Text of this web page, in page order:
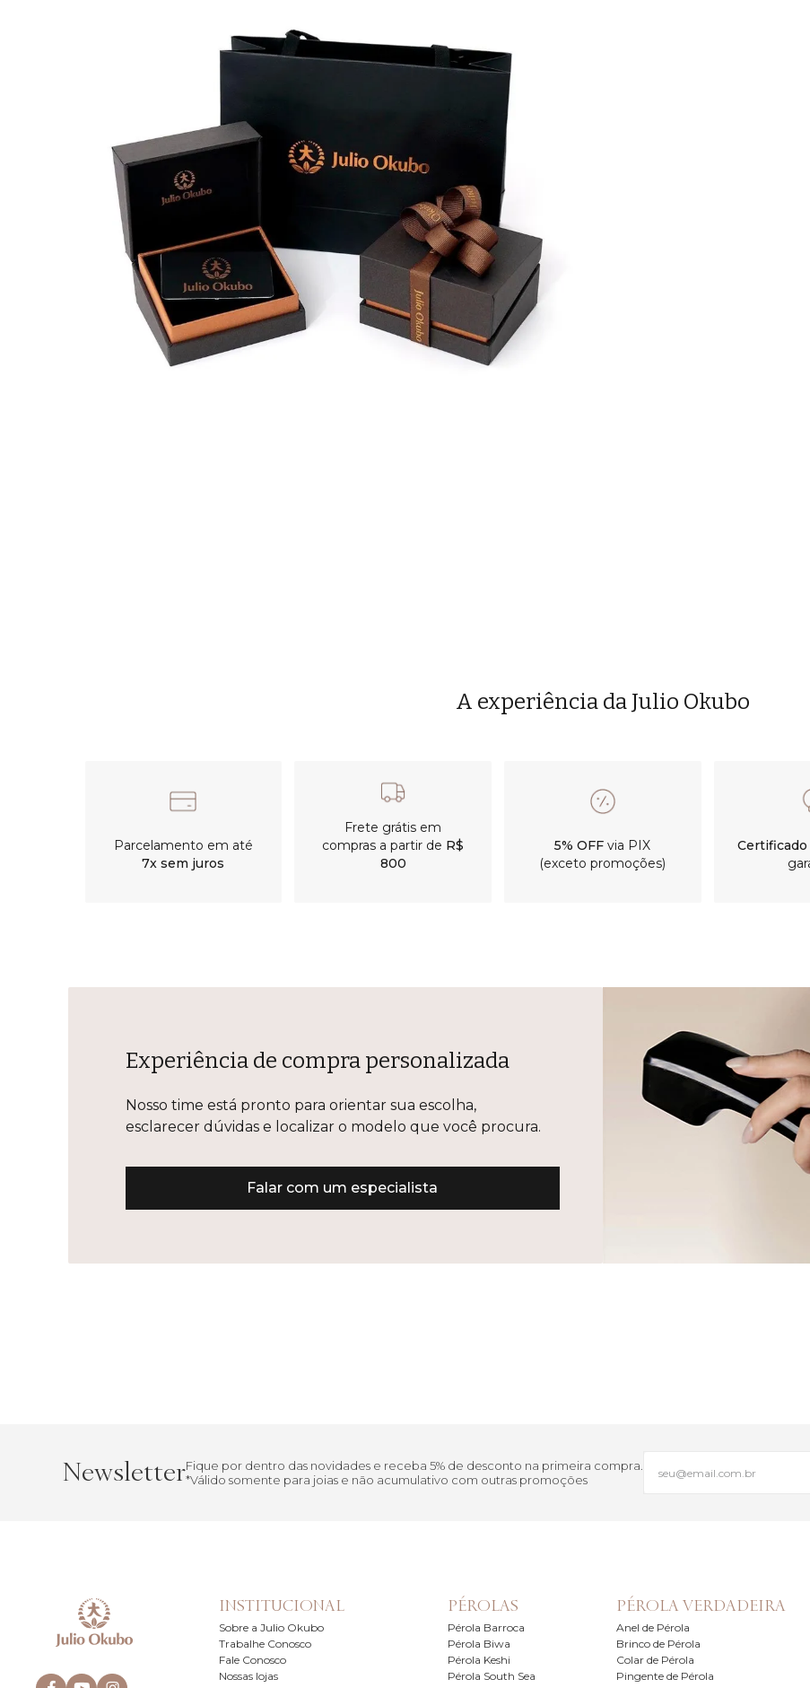
A experiência da Julio Okubo
Parcelamento em até
7x sem juros
Frete grátis em
compras a partir de R$
800
5% OFF via PIX
(exceto promoções)
Certificado
Experiência de compra personalizada
Nosso time está pronto para orientar sua escolha,
esclarecer dúvidas e localizar o modelo que você procura.
Falar com um especialista
NewsletterFique por dentro das novidades e receba 5% de desconto na primeira compra.
*Válido somente para joias e não acumulativo com outras promoções
INSTITUCIONAL
Sobre a Julio Okubo
Trabalhe Conosco
Fale Conosco
Nossas lojas
PÉROLAS
Pérola Barroca
Pérola Biwa
Pérola Keshi
Pérola South Sea
PÉROLA VERDADEIRA
Anel de Pérola
Brinco de Pérola
Colar de Pérola
Pingente de Pérola